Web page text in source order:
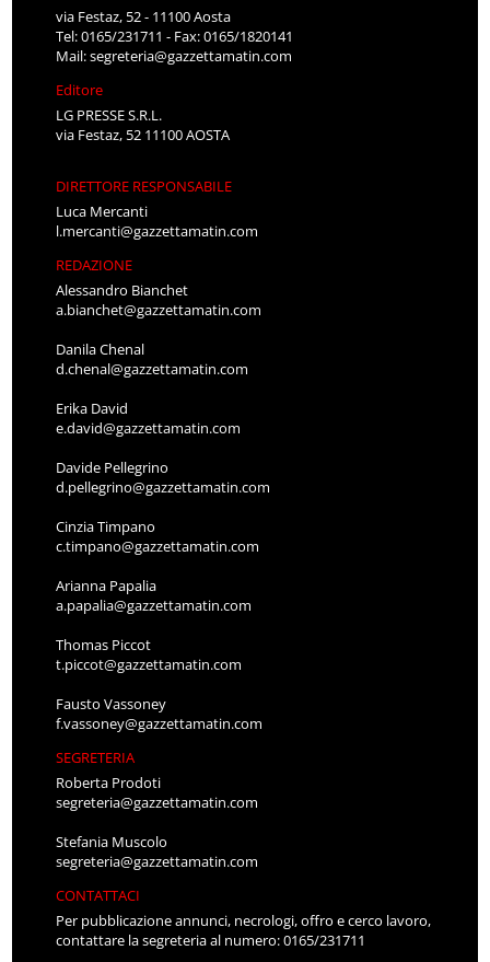
via Festaz, 52 - 11100 Aosta
Tel: 0165/231711 - Fax: 0165/1820141
Mail:segreteria@gazzettamatin.com
Editore
LG PRESSE S.R.L.
via Festaz, 52 11100 AOSTA
DIRETTORE RESPONSABILE
Luca Mercanti
l.mercanti@gazzettamatin.com
REDAZIONE
Alessandro Bianchet
a.bianchet@gazzettamatin.com
Danila Chenal
d.chenal@gazzettamatin.com
Erika David
e.david@gazzettamatin.com
Davide Pellegrino
d.pellegrino@gazzettamatin.com
Cinzia Timpano
c.timpano@gazzettamatin.com
Arianna Papalia
a.papalia@gazzettamatin.com
Thomas Piccot
t.piccot@gazzettamatin.com
Fausto Vassoney
f.vassoney@gazzettamatin.com
SEGRETERIA
Roberta Prodoti
segreteria@gazzettamatin.com
Stefania Muscolo
segreteria@gazzettamatin.com
CONTATTACI
Per pubblicazione annunci, necrologi, offro e cerco lavoro,
contattare la segreteria al numero: 0165/231711